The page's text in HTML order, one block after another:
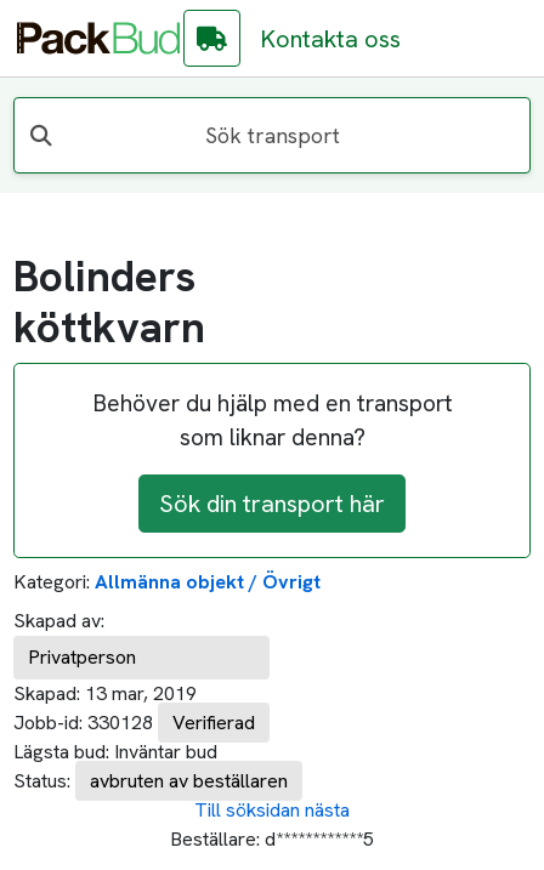
Kontakta oss
Sök transport
Bolinders
köttkvarn
Behöver du hjälp med en transport
som liknar denna?
Sök din transport här
Kategori: Allmänna objekt / Övrigt
Skapad av:
Privatperson
Skapad: 13 mar, 2019
Jobb-id: 330128
Verifierad
Lägsta bud: Inväntar bud
Status:
avbruten av beställaren
Till söksidan nästa
Beställare: d************5